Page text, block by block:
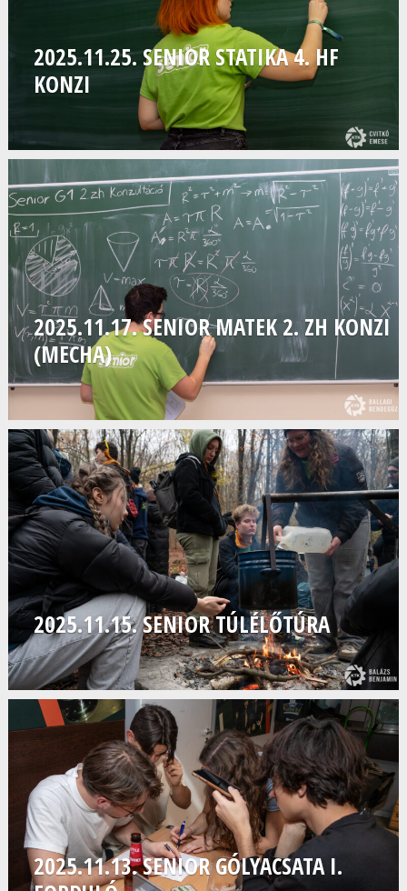
2025.11.25. SENIOR STATIKA 4. HF
KONZI
2025.11.17. SENIOR MATEK 2. ZH KONZI
(MECHA)
2025.11.15. SENIOR TÚLÉLŐTÚRA
2025.11.13. SENIOR GÓLYACSATA I.